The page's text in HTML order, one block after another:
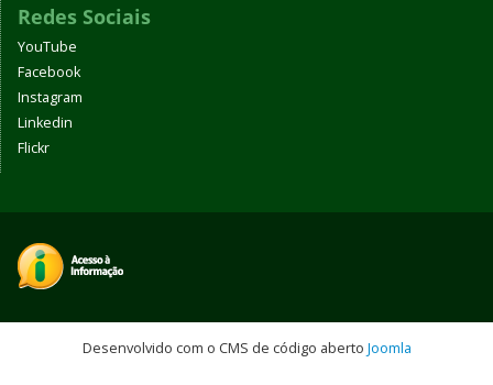
Redes Sociais
YouTube
Facebook
Instagram
Linkedin
Flickr
Desenvolvido com o CMS de código aberto Joomla